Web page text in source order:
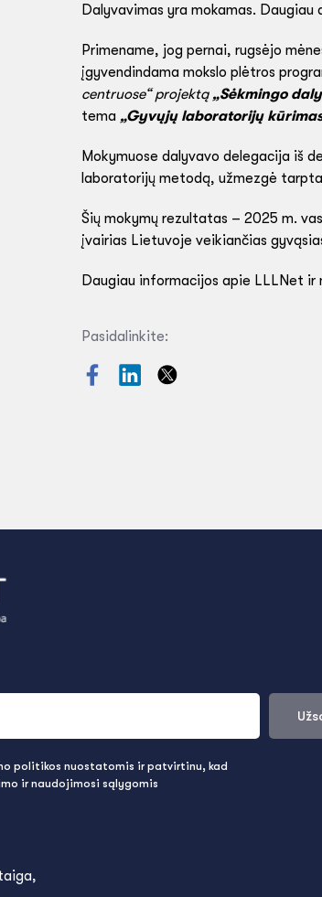
Dalyvavimas yra mokamas.
Primename, jog pernai, rugsėjo
įgyvendindama mokslo plėtros
centruose“ projektą „Sėkmingo
tema „Gyvųjų laboratorijų
Mokymuose dalyvavo delegacija iš
laboratorijų metodą, užmezgė
Šių mokymų rezultatas – 2025 m.
įvairias Lietuvoje veikiančias
Daugiau informacijos apie LLLNet
Pasidalinkite:
politikos nuostatomis ir patvirtinu, kad
ir naudojimosi sąlygomis